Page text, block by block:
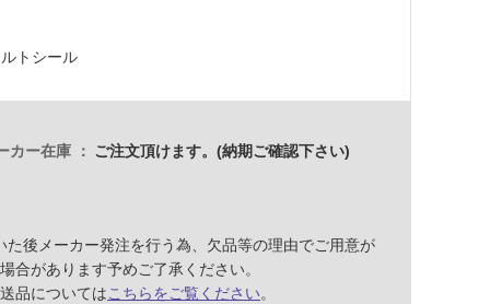
トシール
カー在庫 ご注文頂けます。(納期ご確認下さい)
た後メーカー発注を行う為、欠品等の理由でご用意が
合があります予めご了承ください。
品についてはこちらをご覧ください。